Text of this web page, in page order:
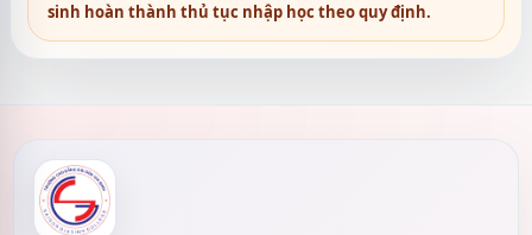
sinh hoàn thành thủ tục nhập học theo quy định.